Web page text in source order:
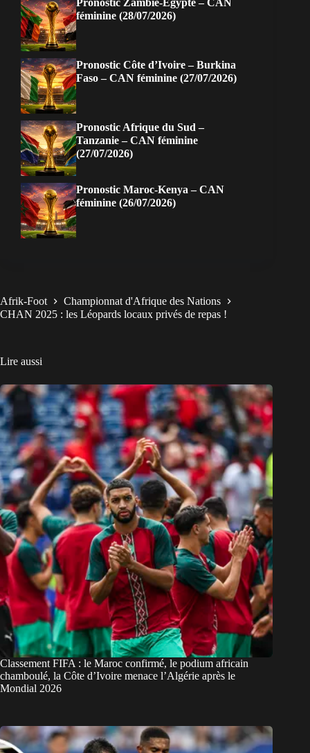
Pronostic Zambie-Egypte – CAN
féminine (28/07/2026)
Pronostic Côte d’Ivoire – Burkina
Faso – CAN féminine (27/07/2026)
Pronostic Afrique du Sud –
Tanzanie – CAN féminine
(27/07/2026)
Pronostic Maroc-Kenya – CAN
féminine (26/07/2026)
Afrik-Foot
Championnat d'Afrique des Nations
CHAN 2025 : les Léopards locaux privés de repas !
Lire aussi
Classement FIFA : le Maroc confirmé, le podium africain
chamboulé, la Côte d’Ivoire menace l’Algérie après le
Mondial 2026